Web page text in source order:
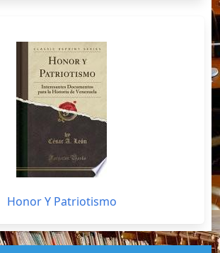
Honor Y Patriotismo